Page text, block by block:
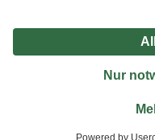
Privatsphäre
Nutzungsbedingungen
© 2026 toom Baumarkt GmbH